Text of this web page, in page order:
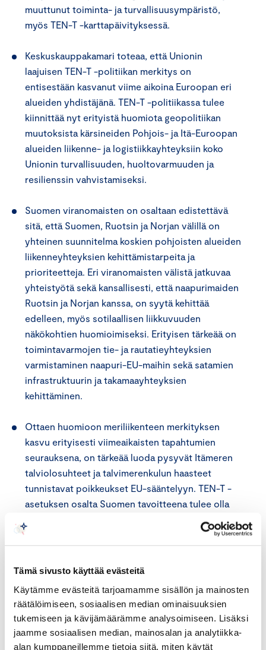
Tämä sivusto käyttää evästeitä
Käytämme evästeitä tarjoamamme sisällön ja mainosten
räätälöimiseen, sosiaalisen median ominaisuuksien
tukemiseen ja kävijämäärämme analysoimiseen. Lisäksi
jaamme sosiaalisen median, mainosalan ja analytiikka-
alan kumppaneillemme tietoja siitä, miten käytät
muuttunut toiminta- ja turvallisuusympäristö,
myös TEN-T -karttapäivityksessä.
Keskuskauppakamari toteaa, että Unionin
laajuisen TEN-T -politiikan merkitys on
entisestään kasvanut viime aikoina Euroopan eri
alueiden yhdistäjänä. TEN-T -politiikassa tulee
kiinnittää nyt erityistä huomiota geopolitiikan
muutoksista kärsineiden Pohjois- ja Itä-Euroopan
alueiden liikenne- ja logistiikkayhteyksiin koko
Unionin turvallisuuden, huoltovarmuuden ja
resilienssin vahvistamiseksi.
Suomen viranomaisten on osaltaan edistettävä
sitä, että Suomen, Ruotsin ja Norjan välillä on
yhteinen suunnitelma koskien pohjoisten alueiden
liikenneyhteyksien kehittämistarpeita ja
prioriteetteja. Eri viranomaisten välistä jatkuvaa
yhteistyötä sekä kansallisesti, että naapurimaiden
Ruotsin ja Norjan kanssa, on syytä kehittää
edelleen, myös sotilaallisen liikkuvuuden
näkökohtien huomioimiseksi. Erityisen tärkeää on
toimintavarmojen tie- ja rautatieyhteyksien
varmistaminen naapuri-EU-maihin sekä satamien
infrastruktuurin ja takamaayhteyksien
kehittäminen.
Ottaen huomioon meriliikenteen merkityksen
kasvu erityisesti viimeaikaisten tapahtumien
seurauksena, on tärkeää luoda pysyvät Itämeren
talviolosuhteet ja talvimerenkulun haasteet
tunnistavat poikkeukset EU-sääntelyyn. TEN-T -
asetuksen osalta Suomen tavoitteena tulee olla
mahdollisimman laaja satamien kattava verkko.
Sotilaallisen liikkuvuuden lisäksi TEN-T-politiikan
puitteissa on kiinnitettävä vielä nykyistäkin
tukemiseen liikennealalla. Vaihtoehtoisten
polttoaineiden infrastruktuurin nopea
laajentaminen ja liikenteen sähköistäminen on
tärkeää kaikkialla unionissa. Tarvitaan uusia